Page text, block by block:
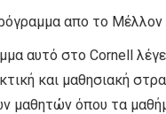
απο το Μέλλον
αυτό στο Cornell
και μαθησιακή
μαθητών όπου τα